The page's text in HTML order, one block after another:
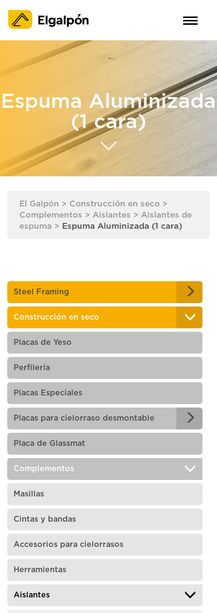
Espuma Aluminizada
(1 cara)
El Galpón > Construcción en seco >
Complementos > Aislantes > Aislantes de
espuma > Espuma Aluminizada (1 cara)
Steel Framing
Construcción en seco
Placas de Yeso
Perfilería
Placas Especiales
Placas para cielorraso desmontable
Placa de Glassmat
Complementos
Masillas
Cintas y bandas
Accesorios para cielorrasos
Herramientas
Aislantes